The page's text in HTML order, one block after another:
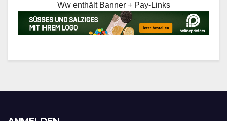
Ww enthält Banner + Pay-Links